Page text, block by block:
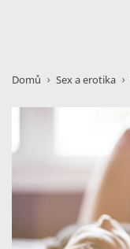
Domů Sex a erotika